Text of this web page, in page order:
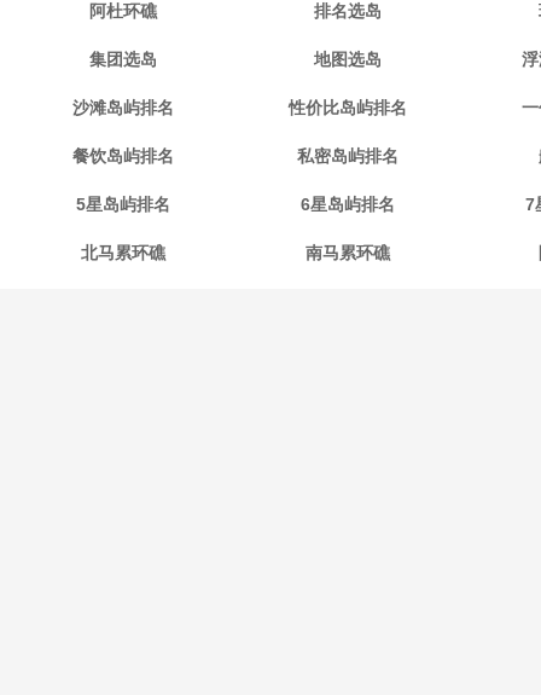
阿杜环礁 排名选岛
集团选岛 地图选岛
沙滩岛屿排名 性价比岛屿排名
餐饮岛屿排名 私密岛屿排名
5星岛屿排名 6星岛屿排名 7
北马累环礁 南马累环礁